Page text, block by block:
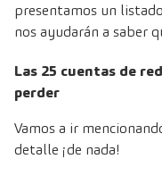
presentamos un
nos ayudarán a saber
Las 25 cuentas de
perder
Vamos a ir
detalle ¡de nada!